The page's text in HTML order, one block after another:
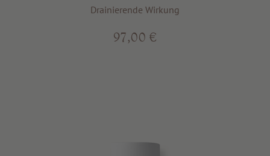
Drainierende Wirkung
97,00 €